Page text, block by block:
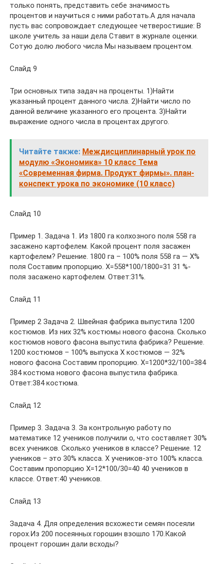
только понять, представить себе значимость
процентов и научиться с ними работать.А для начала
пусть вас сопровождает следующее четверостишие: В
школе учитель за наши дела Ставит в журнале оценки.
Сотую долю любого числа Мы называем процентом.
Слайд 9
Три основных типа задач на проценты. 1)Найти
указанный процент данного числа. 2)Найти число по
данной величине указанного его процента. 3)Найти
выражение одного числа в процентах другого.
Читайте также: Междисциплинарный урок по
модулю «Экономика» 10 класс Тема
«Современная фирма. Продукт фирмы». план-
конспект урока по экономике (10 класс)
Слайд 10
Пример 1. Задача 1. Из 1800 га колхозного поля 558 га
засажено картофелем. Какой процент поля засажен
картофелем? Решение. 1800 га – 100% поля 558 га — Х%
поля Составим пропорцию. Х=558*100/1800=31 31 %-
поля засажено картофелем. Ответ:31%.
Слайд 11
Пример 2 Задача 2. Швейная фабрика выпустила 1200
костюмов. Из них 32% костюмы нового фасона. Сколько
костюмов нового фасона выпустила фабрика? Решение.
1200 костюмов – 100% выпуска Х костюмов — 32%
нового фасона Составим пропорцию. Х=1200*32/100=384
384 костюма нового фасона выпустила фабрика.
Ответ:384 костюма.
Слайд 12
Пример 3. Задача 3. За контрольную работу по
математике 12 учеников получили о, что составляет 30%
всех учеников. Сколько учеников в классе? Решение. 12
учеников – это 30% класса. X учеников-это 100% класса.
Составим пропорцию X=12*100/30=40 40 учеников в
классе. Ответ:40 учеников.
Слайд 13
Задача 4. Для определения всхожести семян посеяли
горох.Из 200 посеянных горошин взошло 170.Какой
процент горошин дали всходы?